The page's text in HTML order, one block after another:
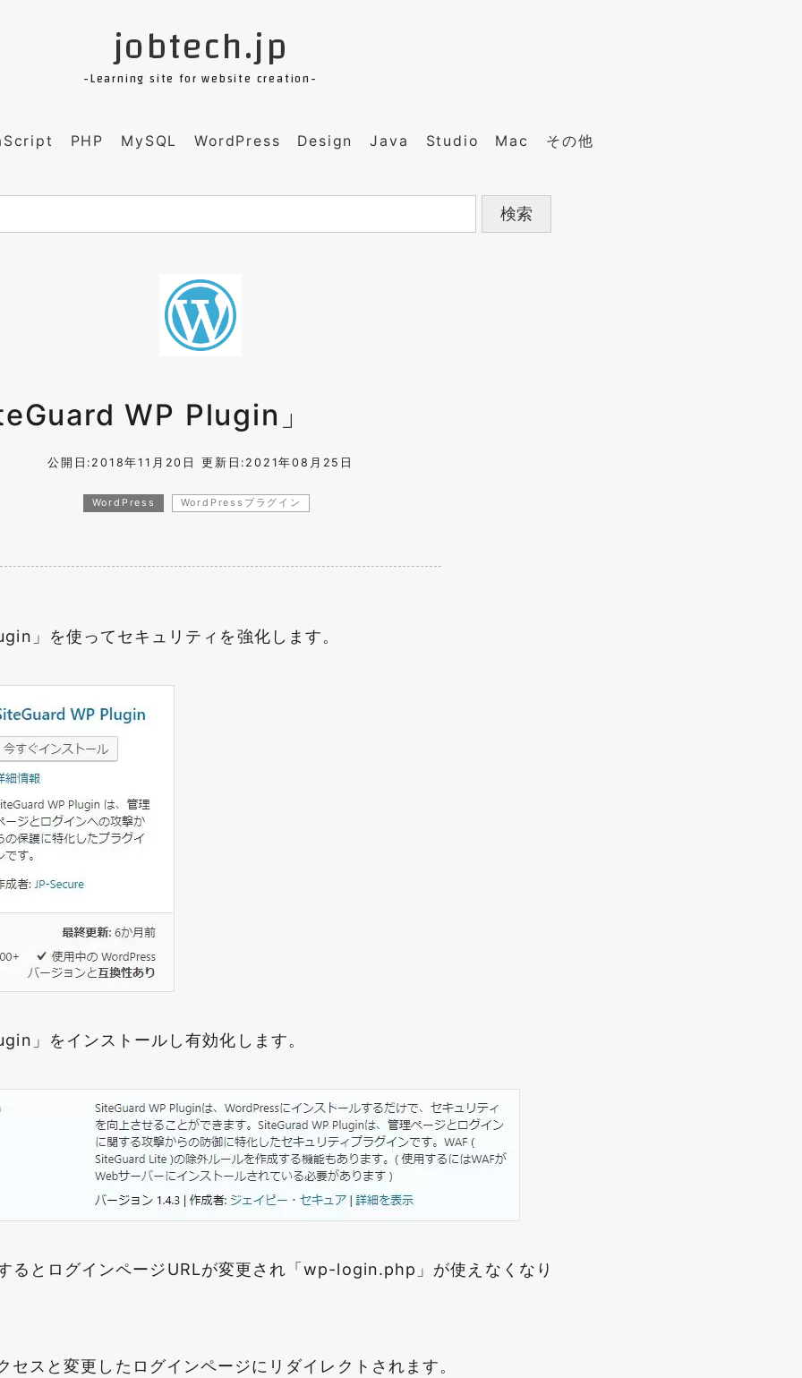
jobtech.jp
-Learning site for website creation-
PHP MySQL WordPress Design Java Studio Mac その他
WP Plugin」
公開日:2018年11月20日 更新日:2021年08月25日
WordPress WordPressプラグイン
」を使ってセキュリティを強化します。
」をインストールし有効化します。
るとログインページURLが変更され「wp-login.php」が使えなくなり
スと変更したログインページにリダイレクトされます。